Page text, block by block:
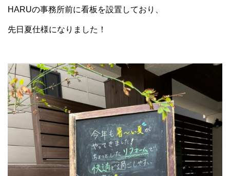
HARUの事務所前に看板を設置しており、
先日夏仕様になりました！